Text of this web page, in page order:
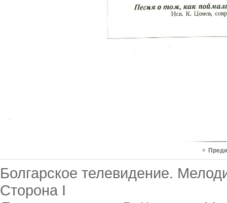
«
Болгарское телевидение.
Сторона I